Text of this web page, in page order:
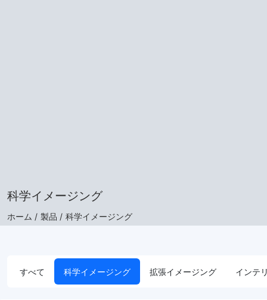
科学イメージング
ホーム / 製品 / 科学イメージング
すべて 科学イメージング 拡張イメージング インテ